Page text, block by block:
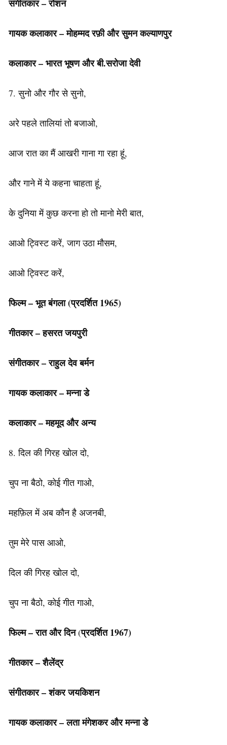
संगीतकार – रोशन
गायक कलाकार – मोहम्मद रफ़ी और सुमन कल्याणपुर
कलाकार – भारत भूषण और बी.सरोजा देवी
7. सुनो और गौर से सुनो,
अरे पहले तालियां तो बजाओ,
आज रात का मैं आखरी गाना गा रहा हूं,
और गाने में ये कहना चाहता हूं,
के दुनिया में कुछ करना हो तो मानो मेरी बात,
आओ ट्विस्ट करें, जाग उठा मौसम,
आओ ट्विस्ट करें,
फिल्म – भूत बंगला (प्रदर्शित 1965)
गीतकार – हसरत जयपुरी
संगीतकार – राहुल देव बर्मन
गायक कलाकार – मन्ना डे
कलाकार – महमूद और अन्य
8. दिल की गिरह खोल दो,
चुप ना बैठो, कोई गीत गाओ,
महफ़िल में अब कौन है अजनबी,
तुम मेरे पास आओ,
दिल की गिरह खोल दो,
चुप ना बैठो, कोई गीत गाओ,
फिल्म – रात और दिन(प्रदर्शित 1967)
गीतकार – शैलेंद्र
संगीतकार – शंकर जयकिशन
गायक कलाकार – लता मंगेशकर और मन्ना डे